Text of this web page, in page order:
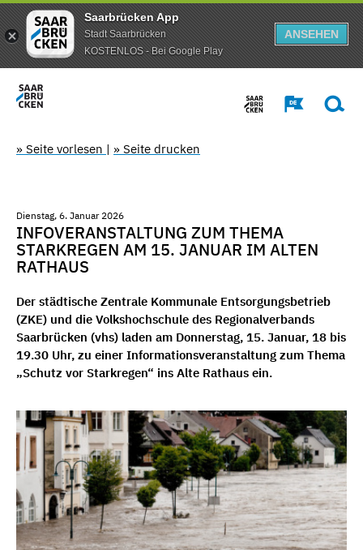
Saarbrücken App
Stadt Saarbrücken
KOSTENLOS - Bei Google Play
ANSEHEN
» Seite vorlesen | » Seite drucken
Dienstag, 6. Januar 2026
INFOVERANSTALTUNG ZUM THEMA
STARKREGEN AM 15. JANUAR IM ALTEN
RATHAUS
Der städtische Zentrale Kommunale Entsorgungsbetrieb
(ZKE) und die Volkshochschule des Regionalverbands
Saarbrücken (vhs) laden am Donnerstag, 15. Januar, 18 bis
19.30 Uhr, zu einer Informationsveranstaltung zum Thema
„Schutz vor Starkregen“ ins Alte Rathaus ein.